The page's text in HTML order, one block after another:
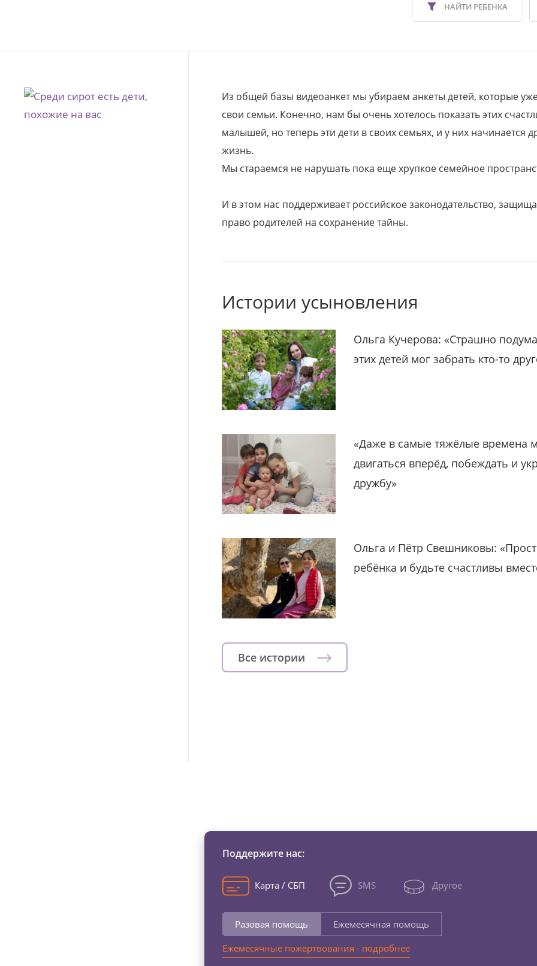
НАЙТИ РЕБЕНКА
Из общей базы видеоанкет мы убираем анкеты детей, которые
свои семьи. Конечно, нам бы очень хотелось показать этих
малышей, но теперь эти дети в своих семьях, и у них начинается
жизнь.
Мы стараемся не нарушать пока еще хрупкое семейное
И в этом нас поддерживает российское законодательство,
право родителей на сохранение тайны.
Истории усыновления
Ольга Кучерова: «Страшно
этих детей мог забрать кто-то
«Даже в самые тяжёлые времена
двигаться вперёд, побеждать и
дружбу»
Ольга и Пётр Свешниковы:
ребёнка и будьте счастливы
Все истории
Поддержите нас:
Карта / СБП SMS Другое
Разовая помощь
Ежемесячная помощь
Ежемесячные пожертвования - подробнее